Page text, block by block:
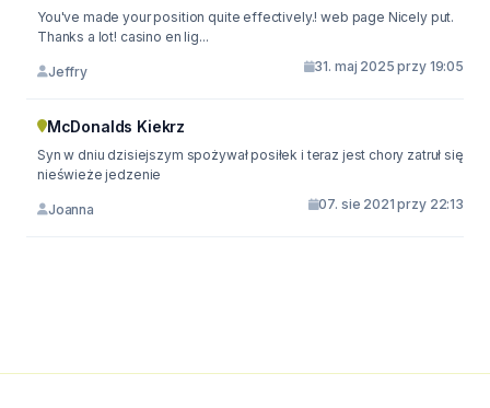
You've made your position quite effectively.! web page Nicely put.
Thanks a lot! casino en lig...
Jeffry 31. maj 2025 przy 19:05
McDonalds Kiekrz
Syn w dniu dzisiejszym spożywał posiłek i teraz jest chory zatruł się
nieświeże jedzenie
Joanna 07. sie 2021 przy 22:13